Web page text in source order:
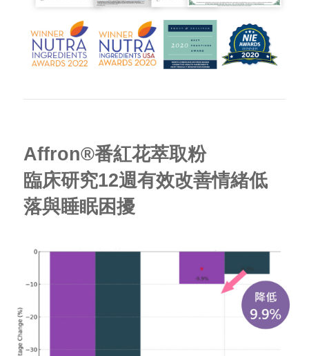
Affron®番紅花萃取粉
臨床研究12週有效改善情緒低
落與睡眠困擾